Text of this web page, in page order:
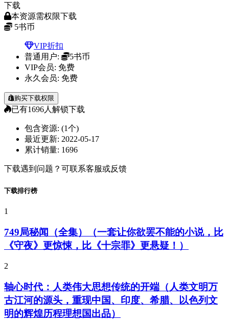
下载
本资源需权限下载
5书币
VIP折扣
普通用户:
5书币
VIP会员: 免费
永久会员: 免费
购买下载权限
已有1696人解锁下载
包含资源: (1个)
最近更新: 2022-05-17
累计销量: 1696
下载遇到问题？可联系客服或反馈
下载排行榜
1
749局秘闻（全集）（一套让你欲罢不能的小说，比
《守夜》更惊悚，比《十宗罪》更悬疑！）
2
轴心时代：人类伟大思想传统的开端（人类文明万
古江河的源头，重现中国、印度、希腊、以色列文
明的辉煌历程理想国出品）